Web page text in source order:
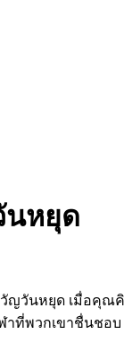
นหยุด
ญวันหยุด เมื่อคุ
ที่พวกเขาชื่นช